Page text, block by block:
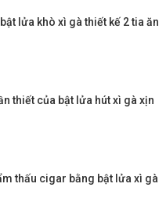
lửa khò xì gà thiết kế 2 tia ăn
thiết của bật lửa hút xì gà xịn
thấu cigar bằng bật lửa xì gà